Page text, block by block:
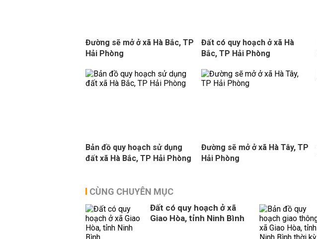
Đường sẽ mở ở xã Hà Bắc, TP
Hải Phòng
Đất có quy hoạch ở xã Hà
Bắc, TP Hải Phòng
Bản đồ quy hoạch sử dụng
đất xã Hà Bắc, TP Hải Phòng
Đường sẽ mở ở xã Hà Tây, TP
Hải Phòng
CÙNG CHUYÊN MỤC
Đất có quy hoạch ở xã
Giao Hòa, tỉnh Ninh Bình